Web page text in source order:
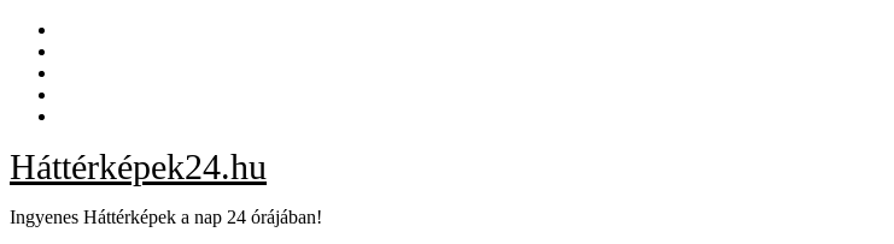
Skip
content
Háttérképek24.hu
Ingyenes Háttérképek a nap 24 órájában!